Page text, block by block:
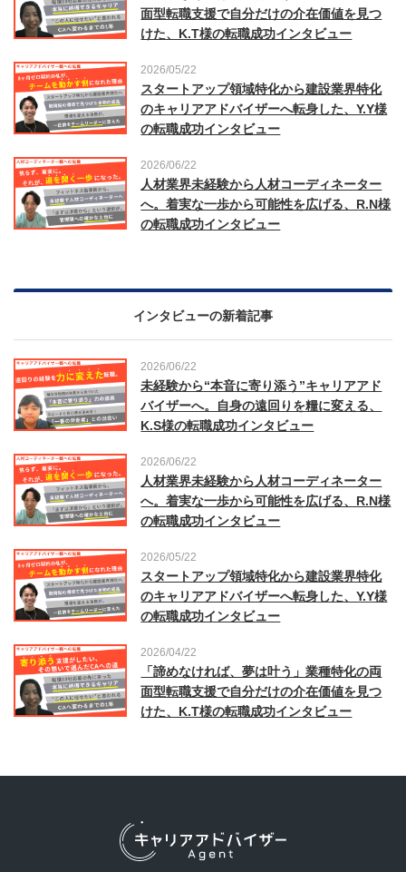
面型転職支援で自分だけの介在価値を見つ
けた、K.T様の転職成功インタビュー
2026/05/22
スタートアップ領域特化から建設業界特化
のキャリアアドバイザーへ転身した、Y.Y様
の転職成功インタビュー
2026/06/22
人材業界未経験から人材コーディネーター
へ。着実な一歩から可能性を広げる、R.N様
の転職成功インタビュー
インタビューの新着記事
2026/06/22
未経験から“本音に寄り添う”キャリアアド
バイザーへ。自身の遠回りを糧に変える、
K.S様の転職成功インタビュー
2026/06/22
人材業界未経験から人材コーディネーター
へ。着実な一歩から可能性を広げる、R.N様
の転職成功インタビュー
2026/05/22
スタートアップ領域特化から建設業界特化
のキャリアアドバイザーへ転身した、Y.Y様
の転職成功インタビュー
2026/04/22
「諦めなければ、夢は叶う」業種特化の両
面型転職支援で自分だけの介在価値を見つ
けた、K.T様の転職成功インタビュー